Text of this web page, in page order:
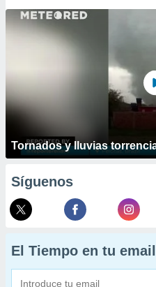
Tornados y lluvias
Síguenos
El Tiempo en tu email